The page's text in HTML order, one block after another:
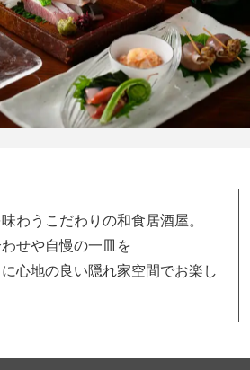
わうこだわりの和食居酒屋。
せや自慢の一皿を
心地の良い隠れ家空間でお楽し